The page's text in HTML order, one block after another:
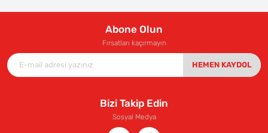
Abone Olun
Fırsatları kaçırmayın
HEMEN KAYDOL
Bizi Takip Edin
Sosyal Medya